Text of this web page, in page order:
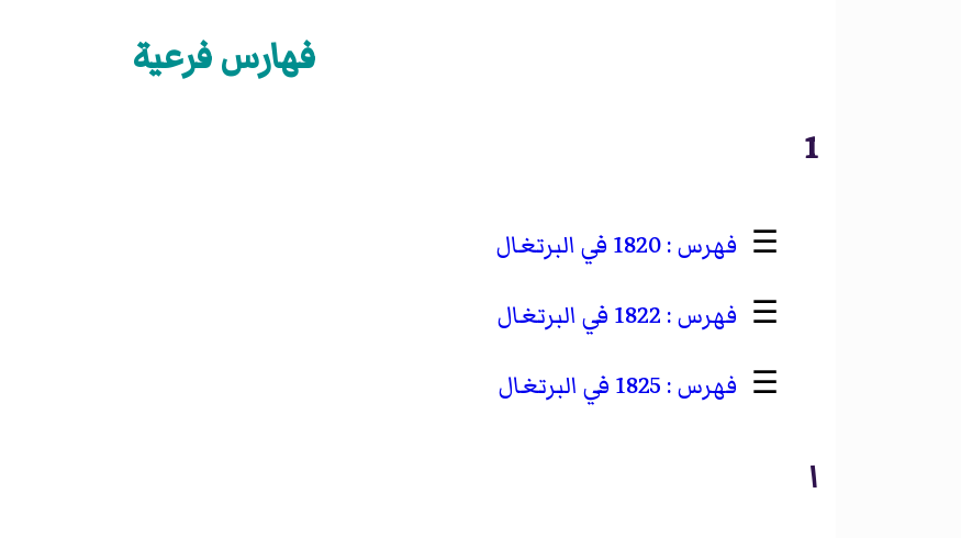
فهارس فرعية
1
☰
1820 في البرتغال
☰
1822 في البرتغال
☰
1825 في البرتغال
ا